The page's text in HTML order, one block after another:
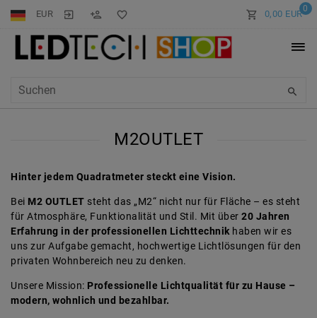
EUR 0
0,00 EUR
M2OUTLET
Hinter jedem Quadratmeter steckt eine Vision.
Bei M2 OUTLET steht das „M2“ nicht nur für Fläche – es steht
für Atmosphäre, Funktionalität und Stil. Mit über 20 Jahren
Erfahrung in der professionellen Lichttechnik haben wir es
uns zur Aufgabe gemacht, hochwertige Lichtlösungen für den
privaten Wohnbereich neu zu denken.
Unsere Mission: Professionelle Lichtqualität für zu Hause –
modern, wohnlich und bezahlbar.